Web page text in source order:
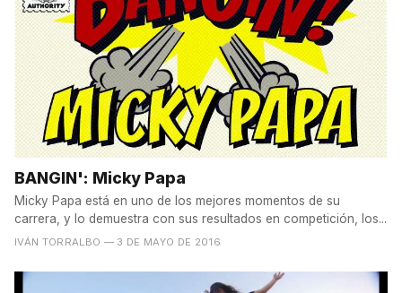
BANGIN': Micky Papa
Micky Papa está en uno de los mejores momentos de su
carrera, y lo demuestra con sus resultados en competición, los...
IVÁN TORRALBO — 3 DE MAYO DE 2016